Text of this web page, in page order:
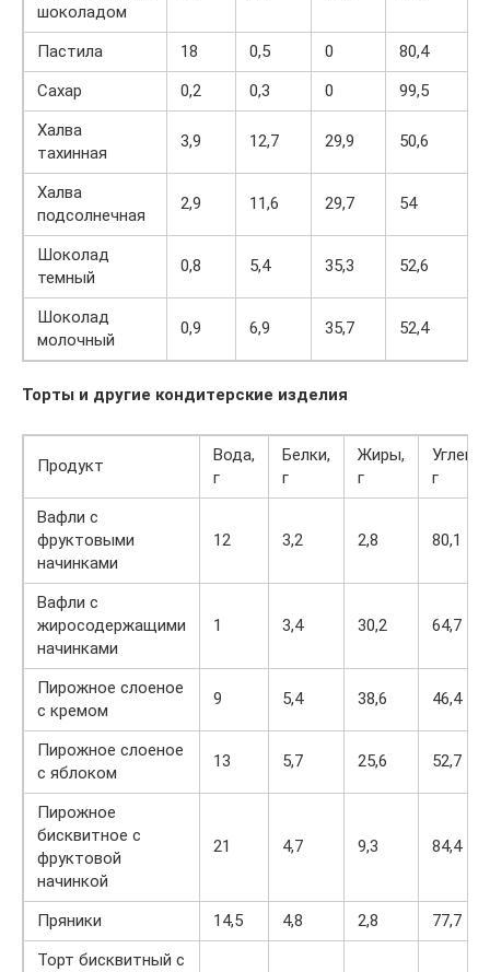
шоколадом
Пастила 18 0,5 0
80,4
Сахар
0,2 0,3 0
99,5
Халва
тахинная
3,9 12,7 29,9 50,6
Халва
подсолнечная
2,9 11,6 29,7 54
Шоколад
темный
0,8 5,4 35,3 52,6
Шоколад
молочный
0,9 6,9 35,7 52,4
Торты и другие кондитерские изделия
Продукт
Вода,
г
Белки,
г
Жиры,
г
г
Вафли с
фруктовыми
начинками
12 3,2 2,8 80,1
Вафли с
жиросодержащими
начинками
1 3,4 30,2 64,7
Пирожное слоеное
с кремом
9 5,4 38,6 46,4
Пирожное слоеное
с яблоком
13 5,7 25,6 52,7
Пирожное
бисквитное с
фруктовой
начинкой
21 4,7 9,3 84,4
Пряники 14,5 4,8 2,8
77,7
Торт бисквитный с